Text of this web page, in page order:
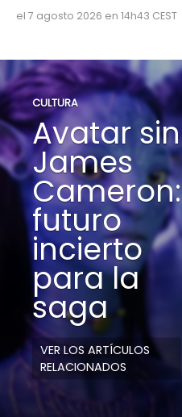
el 7 agosto 2026 en 14h43 CEST
CULTURA
Avatar sin
James
Cameron:
futuro
incierto
para la
saga
VER LOS ARTÍCULOS
RELACIONADOS